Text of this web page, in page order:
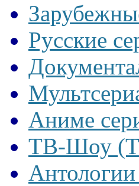
Русские
Аниме
ТВ-Шоу